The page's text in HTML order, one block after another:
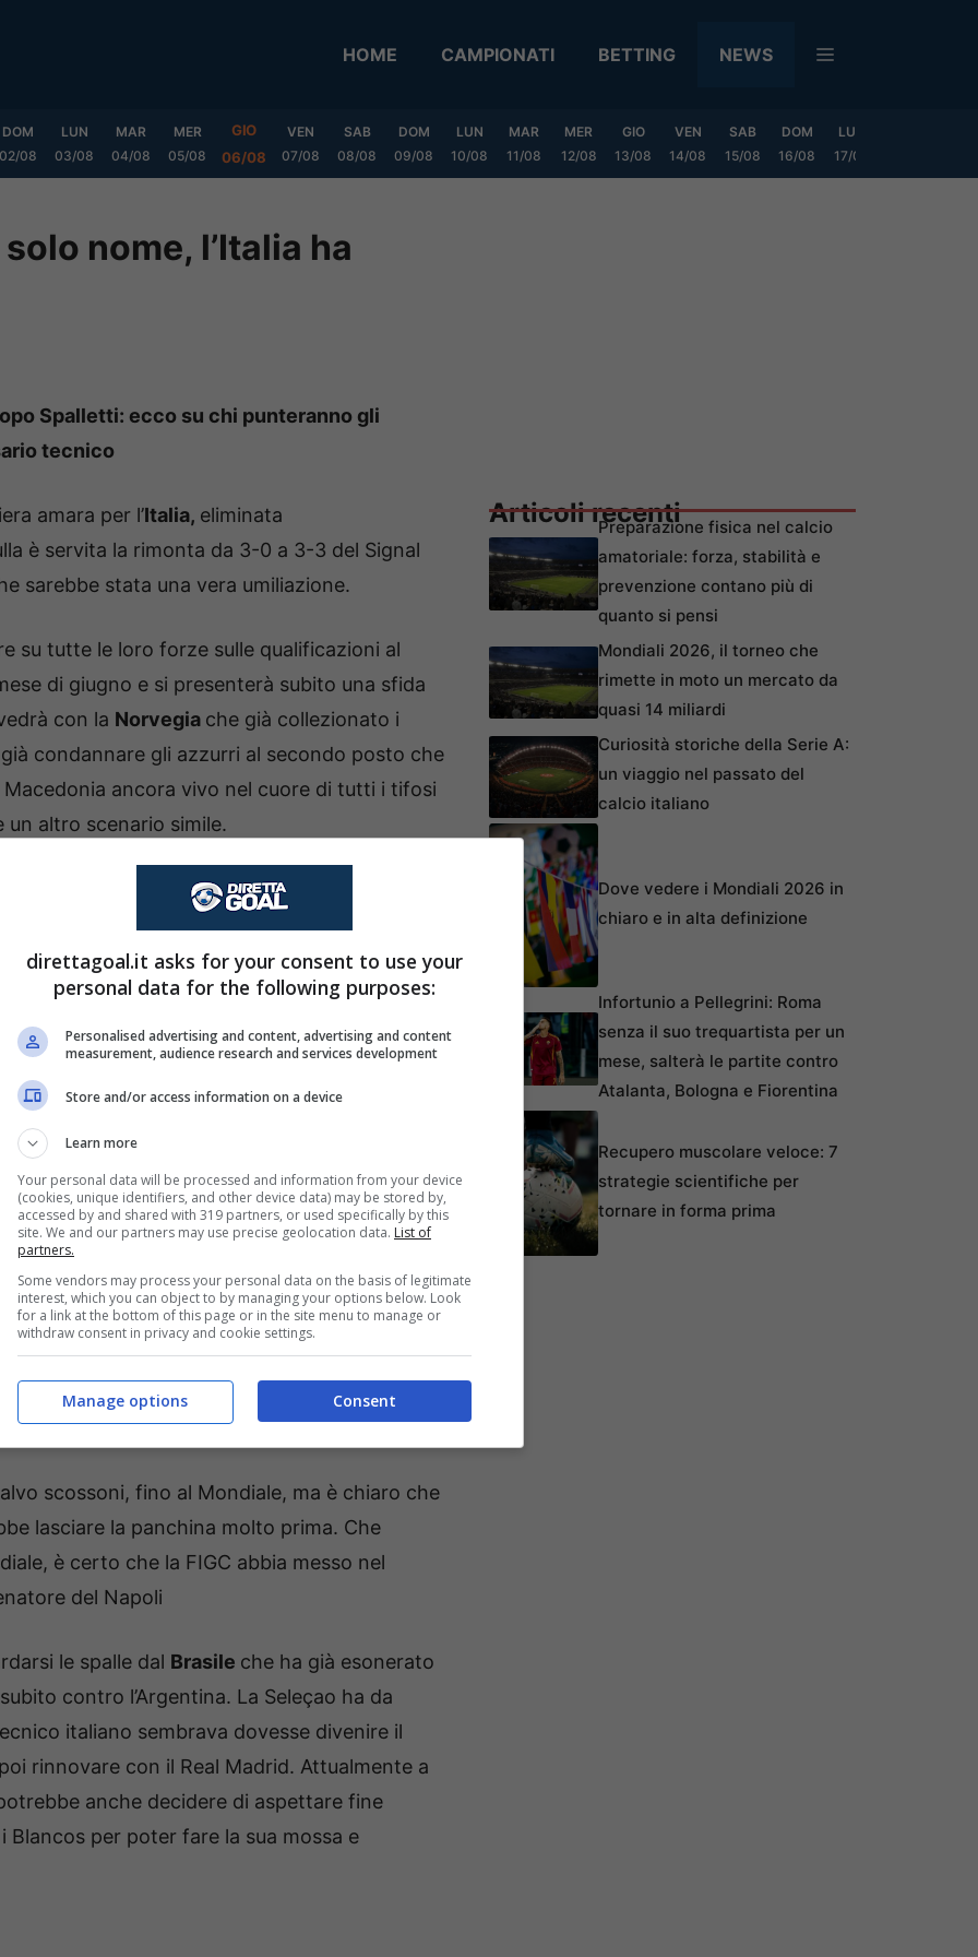
HOME CAMPIONATI BETTING NEWS
DOM
02/08
LUN
03/08
MAR
04/08
MER
05/08
GIO
06/08
VEN
07/08
SAB
08/08
DOM
09/08
LUN
10/08
MAR
11/08
MER
12/08
GIO
13/08
VEN
14/08
SAB
15/08
DOM
16/08
LUN
17/08
nome, l’Italia ha
Spalletti: ecco su chi punteranno gli
tecnico
amara per l’Italia, eliminata
è servita la rimonta da 3-0 a 3-3 del Signal
sarebbe stata una vera umiliazione.
su tutte le loro forze sulle qualificazioni al
di giugno e si presenterà subito una sfida
con la Norvegia che già collezionato i
condannare gli azzurri al secondo posto che
ancora vivo nel cuore di tutti i tifosi
altro scenario simile.
è fondamentale ottenere la qualificazione
e
della scorsa estate chiuso con una sconfitta
non sia del tutto soddisfatto del
il salto di qualità alla squadra. Per questo
la successione ed ha solo un nome in
piace Ancelotti
ct dell’Italianel 2026. L’allenatore italiano
e sarebbe intrigato dalla possibilità di
di una nazionale. Allenare l’Italia sarebbe la
e la Federcalcio azzurra sta pensando
scossoni, fino al Mondiale, ma è chiaro che
lasciare la panchina molto prima. Che
è certo che la FIGC abbia messo nel
del Napoli
le spalle dal Brasile che ha già esonerato
contro l’Argentina. La Seleçao ha da
italiano sembrava dovesse divenire il
rinnovare con il Real Madrid. Attualmente a
anche decidere di aspettare fine
per poter fare la sua mossa e
Articoli recentiPreparazione fisica nel calcio
amatoriale: forza, stabilità e
prevenzione contano più di
quanto si pensi
Mondiali 2026, il torneo che
rimette in moto un mercato da
quasi 14 miliardi
Curiosità storiche della Serie A:
un viaggio nel passato del
calcio italiano
Dove vedere i Mondiali 2026 in
chiaro e in alta definizione
Infortunio a Pellegrini: Roma
senza il suo trequartista per un
mese, salterà le partite contro
Atalanta, Bologna e Fiorentina
Recupero muscolare veloce: 7
strategie scientifiche per
tornare in forma prima
direttagoal.it asks for your consent to use your
personal data for the following purposes:
Personalised advertising and content, advertising and content
measurement, audience research and services development
Store and/or access information on a device
Learn more
Your personal data will be processed and information from your device
(cookies, unique identifiers, and other device data) may be stored by,
accessed by and shared with 319 partners, or used specifically by this
site. We and our partners may use precise geolocation data. List of
partners.
Some vendors may process your personal data on the basis of legitimate
interest, which you can object to by managing your options below. Look
for a link at the bottom of this page or in the site menu to manage or
withdraw consent in privacy and cookie settings.
Consent
Manage options